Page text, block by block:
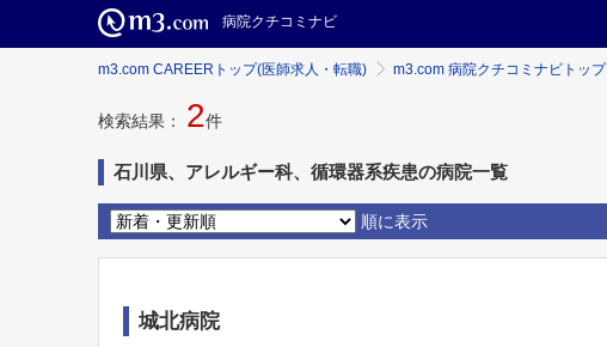
病院クチコミナビ
m3.com CAREERトップ(医師求人・転職) m3.com 病院クチコミナビトップ
検索結果： 2件
石川県、アレルギー科、循環器系疾患の病院一覧
順に表示
城北病院